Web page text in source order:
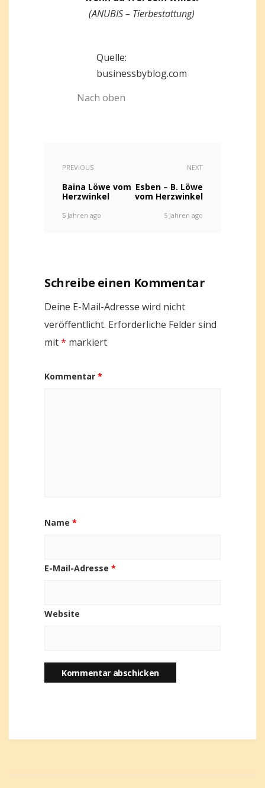
(ANUBIS – Tierbestattung)
Quelle:
businessbyblog.com
Nach oben
PREVIOUS
Baina Löwe vom
Herzwinkel
5 Jahren ago
NEXT
Esben – B. Löwe
vom Herzwinkel
5 Jahren ago
Schreibe einen Kommentar
Deine E-Mail-Adresse wird nicht
veröffentlicht. Erforderliche Felder sind
mit* markiert
Kommentar *
Name *
E-Mail-Adresse *
Website